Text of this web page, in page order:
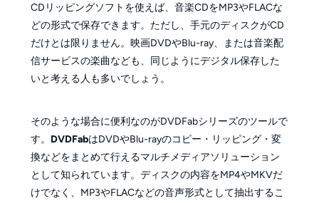
CDリッピングソフトを使えば、音楽CDをMP3やFLACな
どの形式で保存できます。ただし、手元のディスクがCD
だけとは限りません。映画DVDやBlu-ray、または音楽配
信サービスの楽曲なども、同じようにデジタル保存した
いと考える人も多いでしょう。
そのような場合に便利なのがDVDFabシリーズのツールで
す。 DVDFabはDVDやBlu-rayのコピー・リッピング・変
換などをまとめて行えるマルチメディアソリューション
として知られています。ディスクの内容をMP4やMKVだ
けでなく、MP3やFLACなどの音声形式として抽出するこ